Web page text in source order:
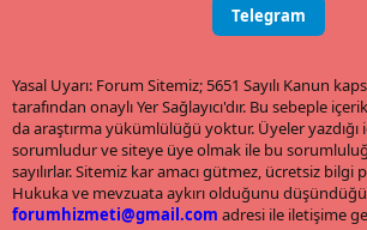
Telegram
Yasal Uyarı: Forum Sitemiz; 5651 Sayılı Kanun
tarafından onaylı Yer Sağlayıcı'dır. Bu sebeple
da araştırma yükümlülüğü yoktur. Üyeler yazdığı
sorumludur ve siteye üye olmak ile bu
sayılırlar. Sitemiz kar amacı gütmez, ücretsiz bilgi
Hukuka ve mevzuata aykırı olduğunu
forumhizmeti@gmail.com adresi ile iletişime